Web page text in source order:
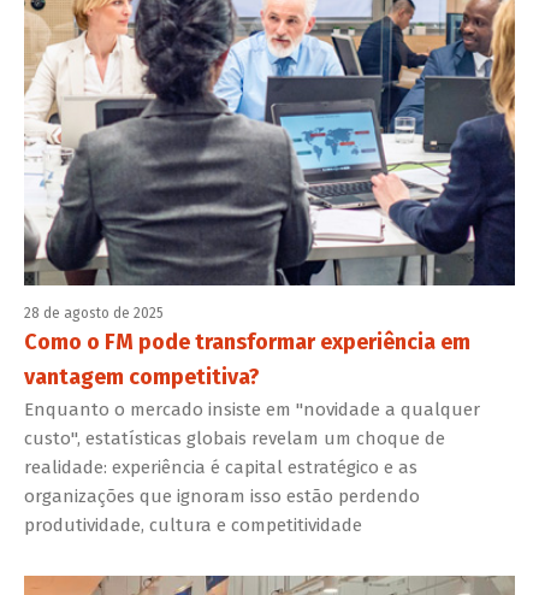
28 de agosto de 2025
Como o FM pode transformar experiência em
vantagem competitiva?
Enquanto o mercado insiste em "novidade a qualquer
custo", estatísticas globais revelam um choque de
realidade: experiência é capital estratégico e as
organizações que ignoram isso estão perdendo
produtividade, cultura e competitividade